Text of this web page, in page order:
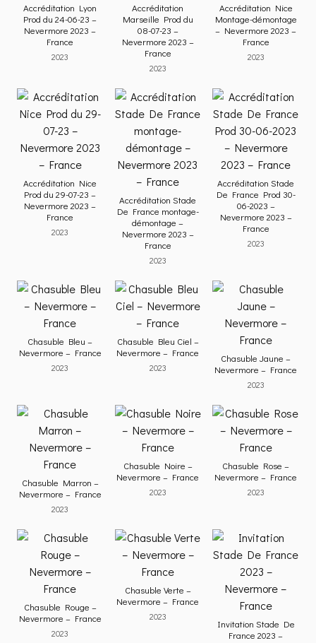
Accréditation Lyon
Prod du 24-06-23 –
Nevermore 2023 –
France
2023
Accréditation
Marseille Prod du
08-07-23 –
Nevermore 2023 –
France
2023
Accréditation Nice
Montage-démontage
– Nevermore 2023 –
France
2023
Accréditation Nice
Prod du 29-07-23 –
Nevermore 2023 –
France
2023
Accréditation Stade
De France montage-
démontage –
Nevermore 2023 –
France
2023
Accréditation Stade
De France Prod 30-
06-2023 –
Nevermore 2023 –
France
2023
Chasuble Bleu –
Nevermore – France
2023
Chasuble Bleu Ciel –
Nevermore – France
2023
Chasuble Jaune –
Nevermore – France
2023
Chasuble Marron –
Nevermore – France
2023
Chasuble Noire –
Nevermore – France
2023
Chasuble Rose –
Nevermore – France
2023
Chasuble Rouge –
Nevermore – France
2023
Chasuble Verte –
Nevermore – France
2023
Invitation Stade De
France 2023 –